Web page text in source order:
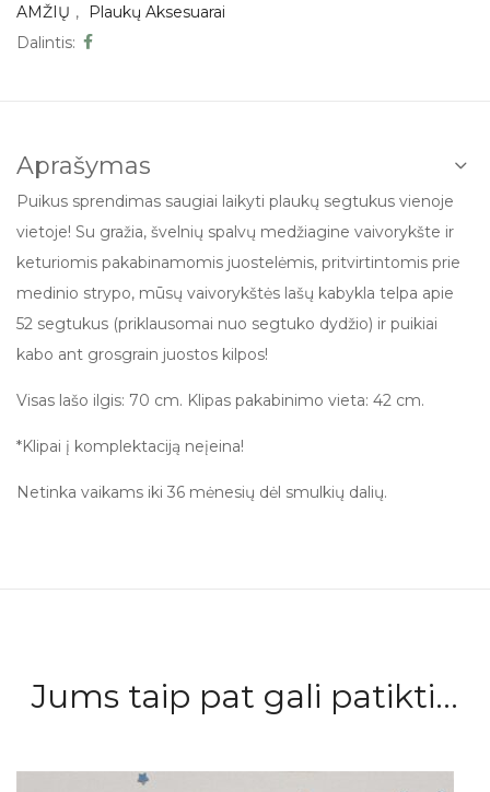
AMŽIŲ ,
Plaukų Aksesuarai
Dalintis:
Aprašymas
Puikus sprendimas saugiai laikyti plaukų segtukus vienoje
vietoje! Su gražia, švelnių spalvų medžiagine vaivorykšte ir
keturiomis pakabinamomis juostelėmis, pritvirtintomis prie
medinio strypo, mūsų vaivorykštės lašų kabykla telpa apie
52 segtukus (priklausomai nuo segtuko dydžio) ir puikiai
kabo ant grosgrain juostos kilpos!
Visas lašo ilgis: 70 cm. Klipas pakabinimo vieta: 42 cm.
*Klipai į komplektaciją neįeina!
Netinka vaikams iki 36 mėnesių dėl smulkių dalių.
Jums taip pat gali patikti...